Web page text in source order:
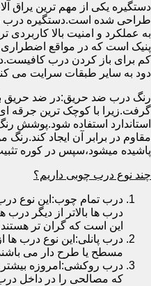
دستگیره یکی از مهم ترین یراق
طراحی شده است.دستگیره درب
به عملکرد و امنیت بالا
پنیک است که در مواقع اضطراری
کم برای باز کردن درب کافیست.در
دود به سایر طبقات سرایت می
رنگ درب ضد حریق:در ضد حریق
گرفت.زیرا با کوچک ترین جرقه
استاندارد استفاده شود.پوشش
مقاوم در برابر آن ایجاد
پاشیده میشود،سپس در کوره
چند نوع درب چوبی داریم؟
درب تمام چوب:این نوع
درب ها بالاتر از دیگر
این است که گران تر
درب پانلی:این نوع درب ها
مسطح یا طرح دار می
درب روکشی:امروزه بیشتر
که مصالحی را در داخل درب